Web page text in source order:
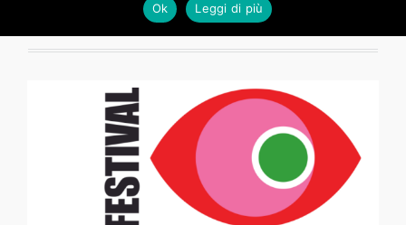
Ok Leggi di più